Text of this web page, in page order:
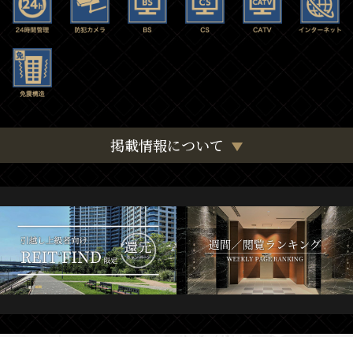
掲載情報について